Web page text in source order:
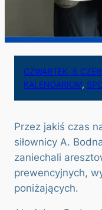
CZWARTEK, 5
KALENDARIUM,
Przez jakiś czas
siłownicy A.
zaniechali
prewencyjnych,
poniżających.